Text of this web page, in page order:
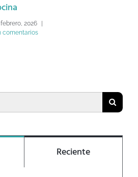
2026
comentarios
Reciente